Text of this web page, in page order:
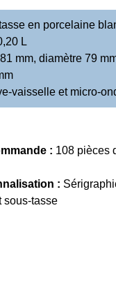
en porcelaine
L
mm, diamètre 79
vaisselle et micro-
: 108 pièces
:
sous-tasse